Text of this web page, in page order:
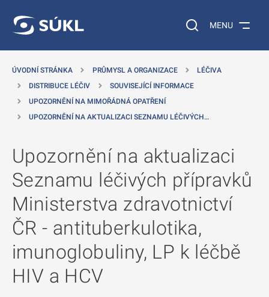
Vyhledávání na
MENU
ÚVODNÍ STRÁNKA PRŮMYSL A ORGANIZACE
LÉČIVA
DISTRIBUCE LÉČIV
SOUVISEJÍCÍ INFORMACE
UPOZORNĚNÍ NA MIMOŘÁDNÁ OPATŘENÍ
UPOZORNĚNÍ NA AKTUALIZACI SEZNAMU LÉČIVÝCH…
Upozornění na aktualizaci
Seznamu léčivých přípravků
Ministerstva zdravotnictví
ČR - antituberkulotika,
imunoglobuliny, LP k léčbě
HIV a HCV